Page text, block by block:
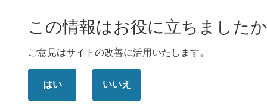
(
マ
シ
この情報はお役に立ちました
ご意見はサイトの改善に活用いたします。
はい いいえ